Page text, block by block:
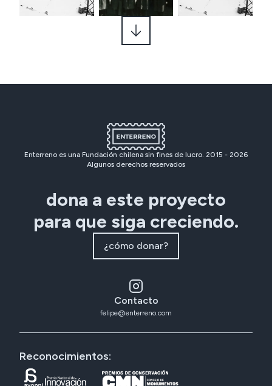
Enterreno es una Fundación chilena sin fines de lucro. 2015 - 2026
Algunos derechos reservados
dona a este proyecto
para que siga creciendo.
¿cómo donar?
Contacto
felipe@enterreno.com
Reconocimientos: